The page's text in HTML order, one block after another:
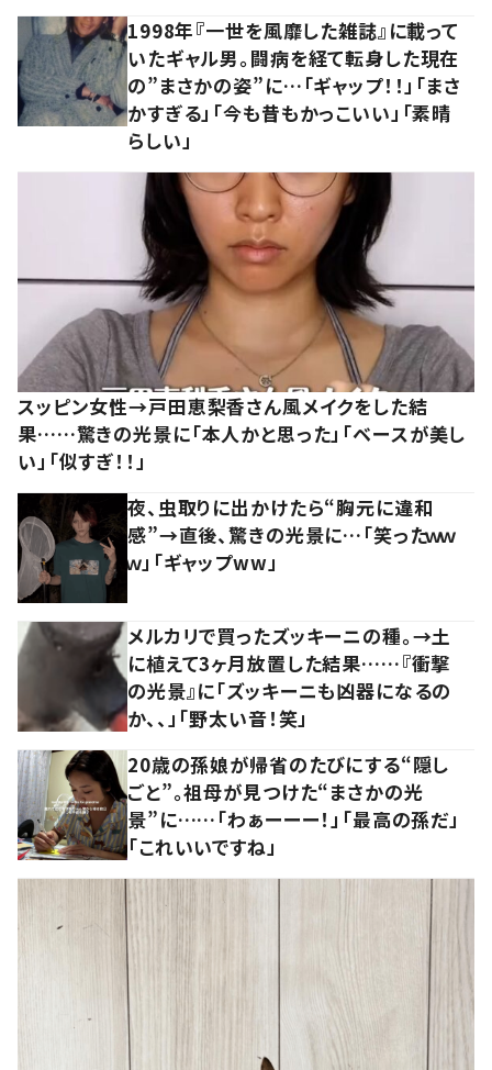
1998年『一世を風靡した雑誌』に載って
いたギャル男。闘病を経て転身した現在
の”まさかの姿”に…「ギャップ！！」「まさ
かすぎる」「今も昔もかっこいい」「素晴
らしい」
スッピン女性→戸田恵梨香さん風メイクをした結
果……驚きの光景に「本人かと思った」「ベースが美し
い」「似すぎ！！」
夜、虫取りに出かけたら“胸元に違和
感”→直後、驚きの光景に…「笑ったｗｗ
ｗ」「ギャップww」
メルカリで買ったズッキーニの種。→土
に植えて3ヶ月放置した結果……『衝撃
の光景』に「ズッキーニも凶器になるの
か、、」「野太い音！笑」
20歳の孫娘が帰省のたびにする“隠し
ごと”。祖母が見つけた“まさかの光
景”に……「わぁーーー！」「最高の孫だ」
「これいいですね」